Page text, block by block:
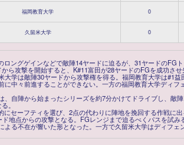
福岡教育大学 0
久留米大学 0
ングゲインなどで敵陣14ヤードに迫るが、31ヤードのFGト
ら攻撃を開始すると、K#11富田が28ヤードのFGを成功さ
学は敵陣30ヤードから攻撃権を得る。福岡教育大学は#1
中々前進することができない。一方の福岡教育大学ディ
自陣から始まったシリーズを約7分かけてドライブし、
。
セーフティを選び、2点の代わりに陣地を挽回する作戦に出
地点からの攻撃となる。FGレンジまで迫るべくパスを試み
る不在が響いた形となった。一方で久留米大学はディフ